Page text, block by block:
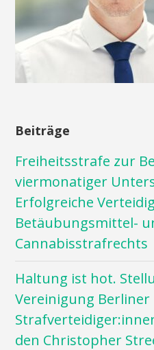
Beiträge
Freiheitsstrafe zur
viermonatiger
Erfolgreiche
Betäubungsmittel-
Cannabisstrafrechts
Haltung ist hot.
Vereinigung Berliner
den Christopher